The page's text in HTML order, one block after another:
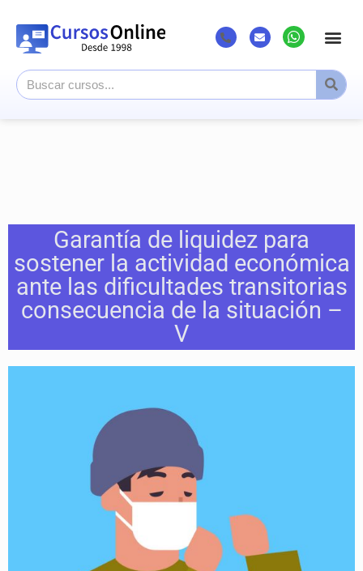
Garantía de liquidez para
sostener la actividad económica
ante las dificultades transitorias
consecuencia de la situación –
V